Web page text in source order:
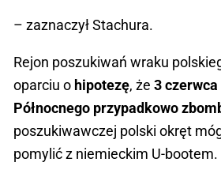
– zaznaczył Stachura.
Rejon poszukiwań wraku
oparciu o hipotezę, że 3 czerwca
Północnego przypadkowo
poszukiwawczej polski okręt
pomylić z niemieckim U-bootem.